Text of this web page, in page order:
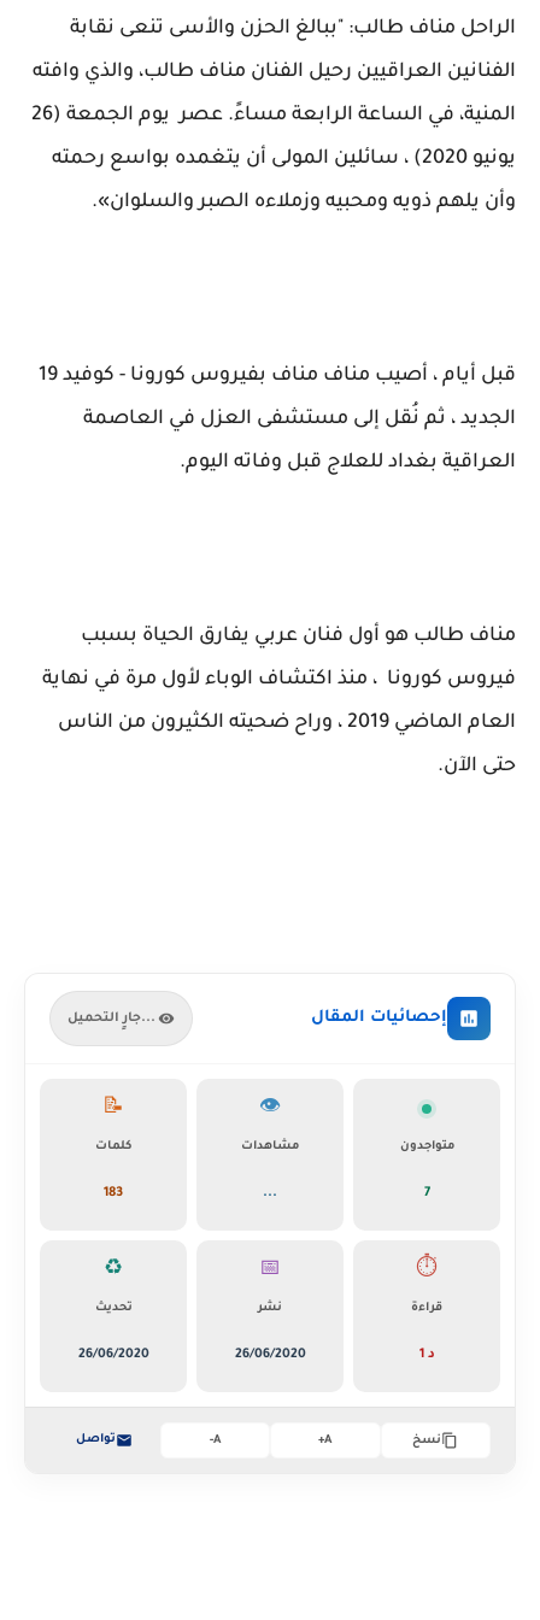
الراحل مناف طالب: "ببالغ الحزن والأسى تنعى نقابة
الفنانين العراقيين رحيل الفنان مناف طالب، والذي وافته
المنية، في الساعة الرابعة مساءً. عصر يوم الجمعة (26
يونيو 2020) ، سائلين المولى أن يتغمده بواسع رحمته
وأن يلهم ذويه ومحبيه وزملاءه الصبر والسلوان».
قبل أيام ، أصيب مناف مناف بفيروس كورونا - كوفيد 19
الجديد ، ثم نُقل إلى مستشفى العزل في العاصمة
العراقية بغداد للعلاج قبل وفاته اليوم.
مناف طالب هو أول فنان عربي يفارق الحياة بسبب
فيروس كورونا ، منذ اكتشاف الوباء لأول مرة في نهاية
العام الماضي 2019 ، وراح ضحيته الكثيرون من الناس
حتى الآن.
إحصائيات المقال جارٍ التحميل...
متواجدون
7
👁️
مشاهدات
...
📝
كلمات
183
⏱️
قراءة
1 د
📅
نشر
26/06/2020
♻️
تحديث
26/06/2020
نسخ A+
A- تواصل